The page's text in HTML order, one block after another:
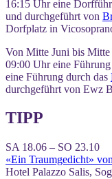
16:15 Uhr eine
und durchgeführt von
Dorfplatz in
Von Mitte Juni bis
09:00 Uhr eine
eine Führung durch das
durchgeführt von Ewz
TIPP
SA 18.06 – SO 23.10
«Ein Traumgedicht»
Hotel Palazzo Salis,